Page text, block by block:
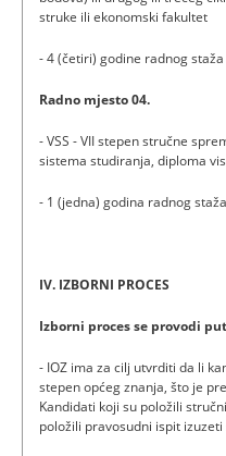
struke ili ekonomski fakultet
- 4 (četiri) godine radnog
Radno mjesto 04.
- VSS - VII stepen stručne
sistema studiranja, diploma
- 1 (jedna) godina radnog
IV. IZBORNI PROCES
Izborni proces se provodi
- IOZ ima za cilj utvrditi da li
stepen općeg znanja, što je
Kandidati koji su položili
položili pravosudni ispit